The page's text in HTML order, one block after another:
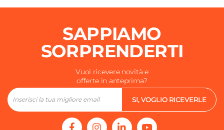
SAPPIAMO
SORPRENDERTI
Vuoi ricevere novità e
offerte in anteprima?
SI, VOGLIO RICEVERLE